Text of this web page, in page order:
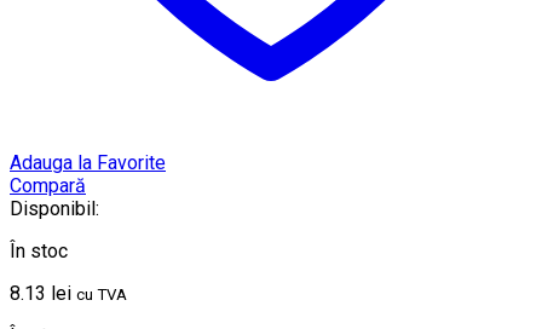
Adauga la Favorite
Compară
Disponibil:
În stoc
8.13 lei cu TVA